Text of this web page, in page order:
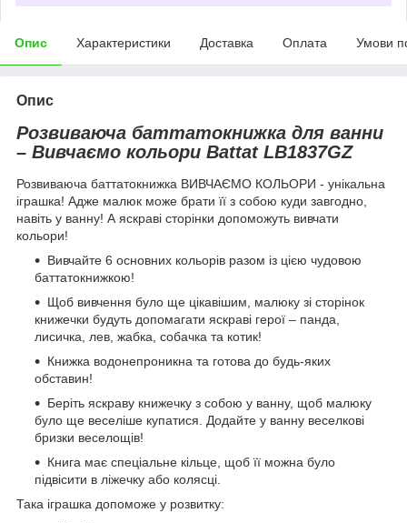
Опис Характеристики Доставка Оплата Умови
Опис
Розвиваюча баттатокнижка для ванни
– Вивчаємо кольори Battat LB1837GZ
Розвиваюча баттатокнижка ВИВЧАЄМО КОЛЬОРИ - унікальна
іграшка! Адже малюк може брати її з собою куди завгодно,
навіть у ванну! А яскраві сторінки допоможуть вивчати
кольори!
Вивчайте 6 основних кольорів разом із цією чудовою
баттатокнижкою!
Щоб вивчення було ще цікавішим, малюку зі сторінок
книжечки будуть допомагати яскраві герої – панда,
лисичка, лев, жабка, собачка та котик!
Книжка водонепроникна та готова до будь-яких
обставин!
Беріть яскраву книжечку з собою у ванну, щоб малюку
було ще веселіше купатися. Додайте у ванну веселкові
бризки веселощів!
Книга має спеціальне кільце, щоб її можна було
підвісити в ліжечку або колясці.
Така іграшка допоможе у розвитку: